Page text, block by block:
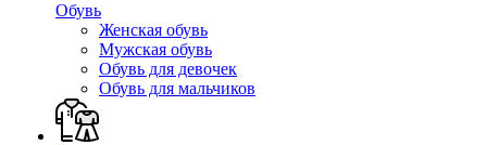
Обувь
Женская обувь
Мужская обувь
Обувь для девочек
Обувь для мальчиков